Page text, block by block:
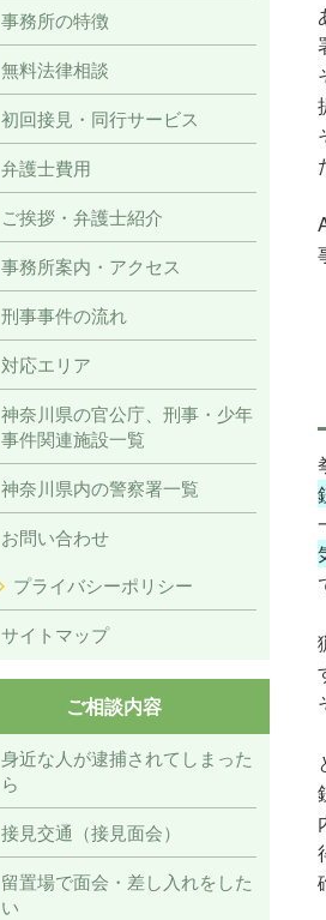
事務所の特徴
無料法律相談
初回接見・同行サービス
弁護士費用
ご挨拶・弁護士紹介
事務所案内・アクセス
刑事事件の流れ
対応エリア
神奈川県の官公庁、刑事・少年
事件関連施設一覧
神奈川県内の警察署一覧
お問い合わせ
プライバシーポリシー
サイトマップ
ご相談内容
身近な人が逮捕されてしまった
ら
接見交通（接見面会）
留置場で面会・差し入れをした
い